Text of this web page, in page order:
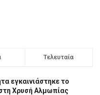
Τελευταία
εγκαινιάστηκε το
Χρυσή Αλμωπίας